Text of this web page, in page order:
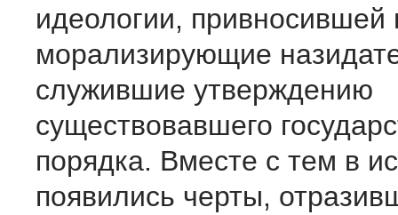
идеологии, привносившей
морализирующие
служившие утверждению
существовавшего
порядка. Вместе с тем в
появились черты,